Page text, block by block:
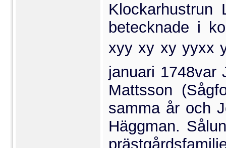
Klockarhustrun
beteck­nade i
xyy xy xy yyxx
januari 1748var
Mattsson
samma år och
Häggman.